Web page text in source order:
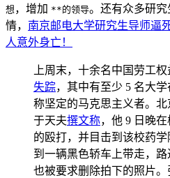
想 ，增加 **的领导。还有众多研
情， 南京邮电大学研究生导师逼
人意外身亡！
上周末，十余名中国劳工
失踪，其中有至少 5 名大
称坚定的马克思主义者。
于天夫撰文称，他 9 日晚
的殴打，并目击到该校药
到一辆黑色轿车上带走，
也被要求删除拍下的照片